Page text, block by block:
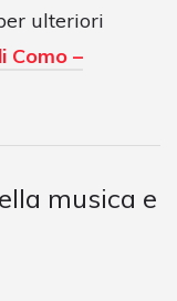
ulteriori
Como –
musica e